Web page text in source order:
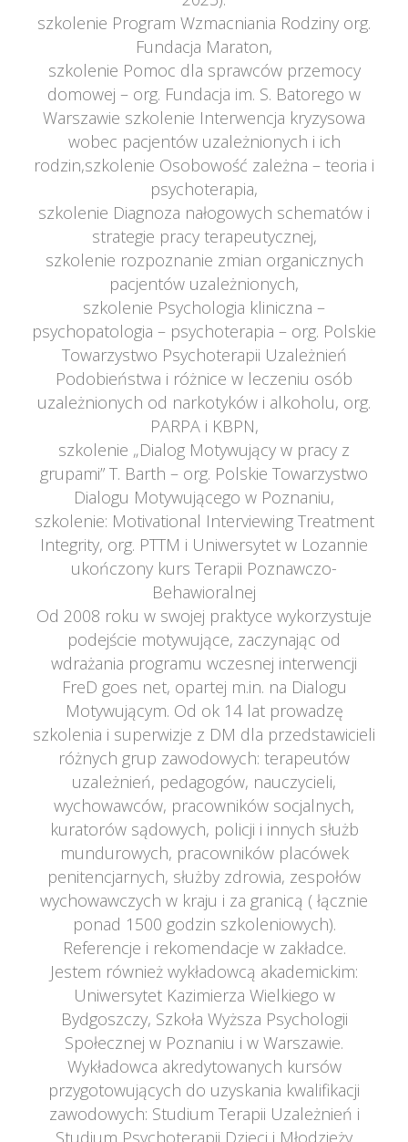
szkolenie Program Wzmacniania Rodziny org.
Fundacja Maraton,
szkolenie Pomoc dla sprawców przemocy
domowej – org. Fundacja im. S. Batorego w
Warszawie szkolenie Interwencja kryzysowa
wobec pacjentów uzależnionych i ich
rodzin,szkolenie Osobowość zależna – teoria i
psychoterapia,
szkolenie Diagnoza nałogowych schematów i
trategie pracy terapeutycznej,
szkolenie rozpoznanie zmian organicznych
pacjentów uzależnionych,
szkolenie Psychologia kliniczna –
psychopatologia – psychoterapia – org. Polskie
Towarzystwo Psychoterapii Uzależnień
Podobieństwa i różnice w leczeniu osób
uzależnionych od narkotyków i alkoholu, org.
PARPA i KBPN,
szkolenie „Dialog Motywujący w pracy z
grupami” T. Barth – org. Polskie Towarzystwo
Dialogu Motywującego w Poznaniu,
szkolenie: Motivational Interviewing Treatment
Integrity, org. PTTM i Uniwersytet w Lozannie
ukończony kurs Terapii Poznawczo-
Behawioralnej
Od 2008 roku w swojej praktyce wykorzystuje
podejście motywujące, zaczynając od
wdrażania programu wczesnej interwencji
FreD goes net, opartej m.in. na Dialogu
Motywującym. Od ok 14 lat prowadzę
zkolenia i superwizje z DM dla przedstawicieli
różnych grup zawodowych: terapeutów
uzależnień, pedagogów, nauczycieli,
wychowawców, pracowników socjalnych,
kuratorów sądowych, policji i innych służb
mundurowych, pracowników placówek
penitencjarnych, służby zdrowia, zespołów
wychowawczych w kraju i za granicą ( łącznie
ponad 1500 godzin szkoleniowych).
Referencje i rekomendacje w zakładce.
Jestem również wykładowcą akademickim:
Uniwersytet Kazimierza Wielkiego w
Bydgoszczy, Szkoła Wyższa Psychologii
Społecznej w Poznaniu i w Warszawie.
Wykładowca akredytowanych kursów
przygotowujących do uzyskania kwalifikacji
zawodowych: Studium Terapii Uzależnień i
Studium Psychoterapii Dzieci i Młodzieży